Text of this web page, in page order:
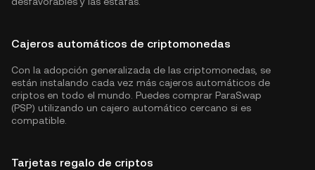
Cajeros automáticos de criptomonedas
Con la adopción generalizada de las criptomonedas, se
están instalando cada vez más cajeros automáticos de
criptos en todo el mundo. Puedes comprar ParaSwap
(PSP) utilizando un cajero automático cercano si es
compatible.
Tarjetas regalo de criptos